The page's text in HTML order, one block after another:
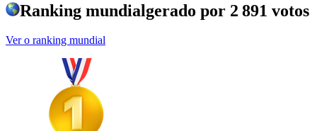
Ranking mundialgerado por 2 891 votos
Ver o ranking mundial